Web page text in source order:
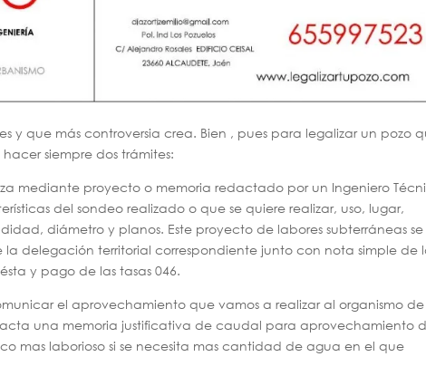
y que más controversia crea. Bien , pues para legalizar un pozo
siempre dos trámites:
mediante proyecto o memoria redactado por un Ingeniero
del sondeo realizado o que se quiere realizar, uso, lugar,
diámetro y planos. Este proyecto de labores subterráneas se
la delegación territorial correspondiente junto con nota simple de
y pago de las tasas 046.
el aprovechamiento que vamos a realizar al organismo de
una memoria justificativa de caudal para aprovechamiento
mas laborioso si se necesita mas cantidad de agua en el que